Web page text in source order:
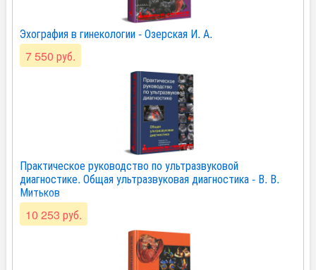
Эхография в гинекологии - Озерская И. А.
7 550 руб.
Практическое руководство по ультразвуковой
диагностике. Общая ультразвуковая диагностика - В. В.
Митьков
10 253 руб.